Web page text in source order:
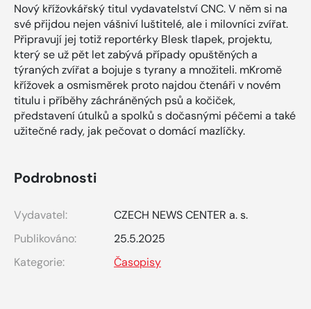
Nový křížovkářský titul vydavatelství CNC. V něm si na
své přijdou nejen vášniví luštitelé, ale i milovníci zvířat.
Připravují jej totiž reportérky Blesk tlapek, projektu,
který se už pět let zabývá případy opuštěných a
týraných zvířat a bojuje s tyrany a množiteli. mKromě
křížovek a osmisměrek proto najdou čtenáři v novém
titulu i příběhy záchráněných psů a kočiček,
představení útulků a spolků s dočasnými péčemi a také
užitečné rady, jak pečovat o domácí mazlíčky.
Podrobnosti
Vydavatel:
CZECH NEWS CENTER a. s.
Publikováno:
25.5.2025
Kategorie:
Časopisy